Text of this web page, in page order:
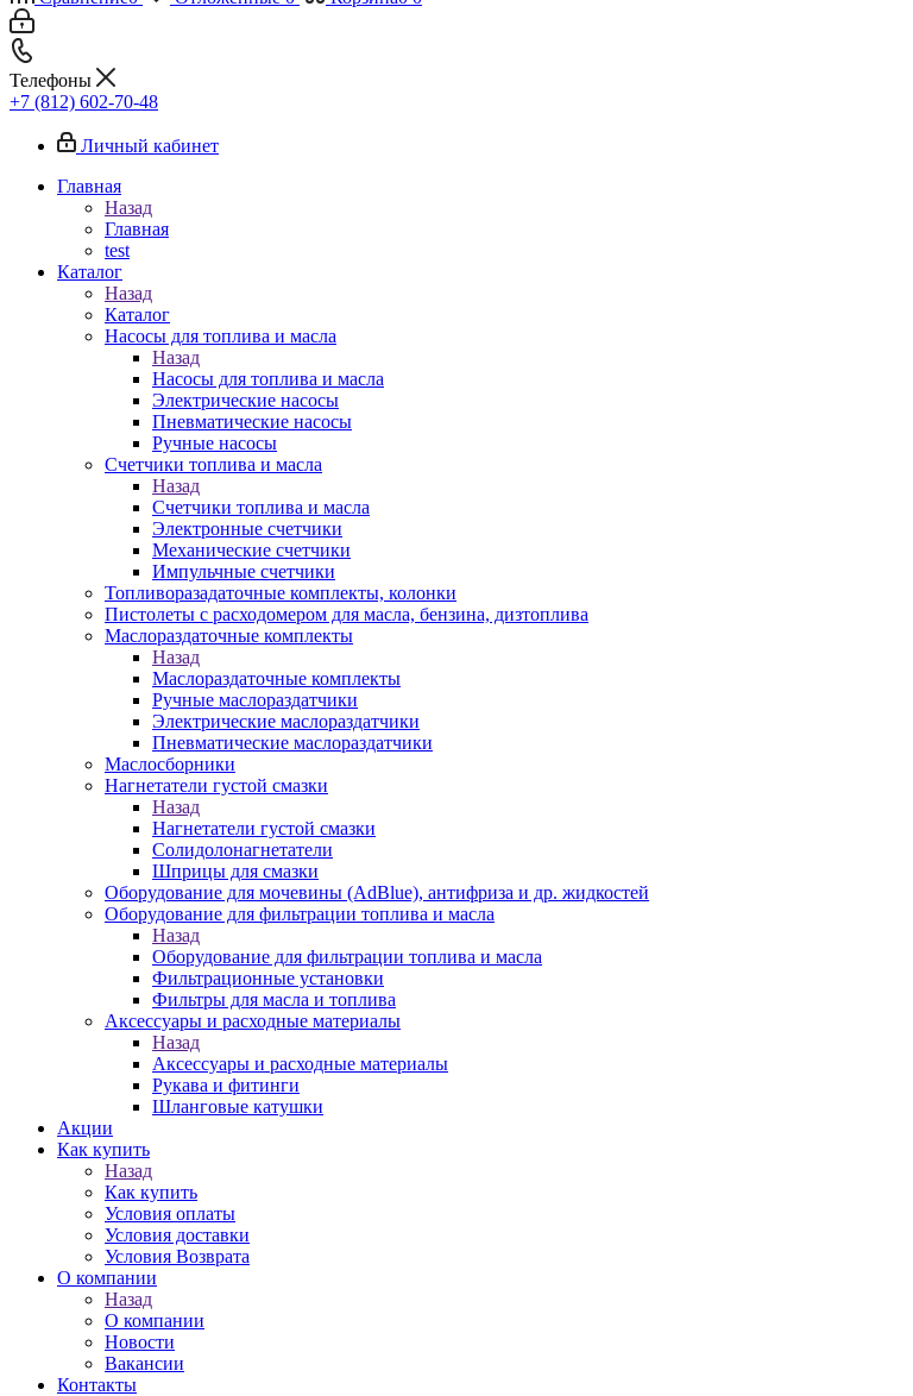
Телефоны
+7 (812) 602-70-48
Личный кабинет
Главная
Назад
Главная
test
Каталог
Назад
Каталог
Насосы для топлива и масла
Назад
Насосы для топлива и масла
Электрические насосы
Пневматические насосы
Ручные насосы
Счетчики топлива и масла
Назад
Счетчики топлива и масла
Электронные счетчики
Механические счетчики
Импульчные счетчики
Топливоразадаточные комплекты, колонки
Пистолеты с расходомером для масла, бензина, дизтоплива
Маслораздаточные комплекты
Назад
Маслораздаточные комплекты
Ручные маслораздатчики
Электрические маслораздатчики
Пневматические маслораздатчики
Маслосборники
Нагнетатели густой смазки
Назад
Нагнетатели густой смазки
Солидолонагнетатели
Шприцы для смазки
Оборудование для мочевины (AdBlue), антифриза и др. жидкостей
Оборудование для фильтрации топлива и масла
Назад
Оборудование для фильтрации топлива и масла
Фильтрационные установки
Фильтры для масла и топлива
Аксессуары и расходные материалы
Назад
Аксессуары и расходные материалы
Рукава и фитинги
Шланговые катушки
Акции
Как купить
Назад
Как купить
Условия оплаты
Условия доставки
Условия Возврата
О компании
Назад
О компании
Новости
Вакансии
Контакты